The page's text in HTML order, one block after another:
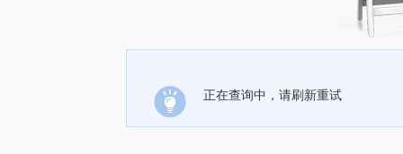
正在查询中，请刷新重试